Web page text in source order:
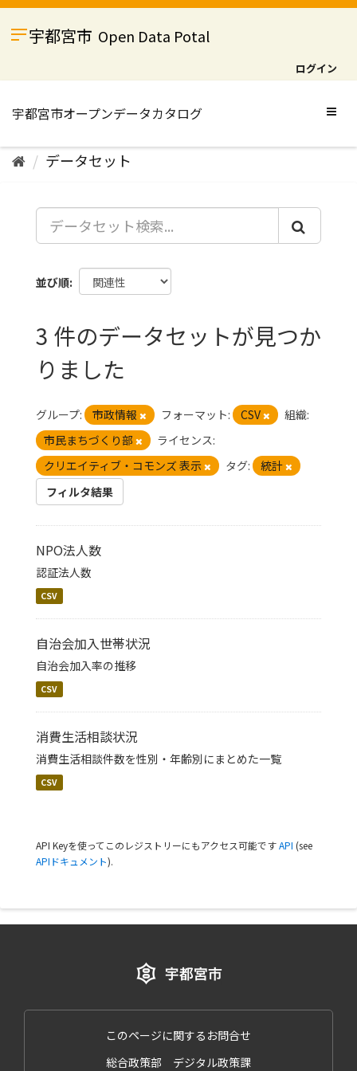
ス
宇都宮市 Open Data Potal
ログイン
データセット
並び順
3 件のデータセットが見つか
りました
グループ: 市政情報 フォーマット: CSV
組織:
市民まちづくり部
ライセンス:
クリエイティブ・コモンズ 表示
タグ:
統計
フィルタ結果
NPO法人数
認証法人数
CSV
自治会加入世帯状況
自治会加入率の推移
CSV
消費生活相談状況
消費生活相談件数を性別・年齢別にまとめた一覧
CSV
API Keyを使ってこのレジストリーにもアクセス可能ですAPI (see
APIドキュメント).
このページに関するお問合せ
総合政策部 デジタル政策課